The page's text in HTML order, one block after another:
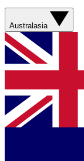
Australasia